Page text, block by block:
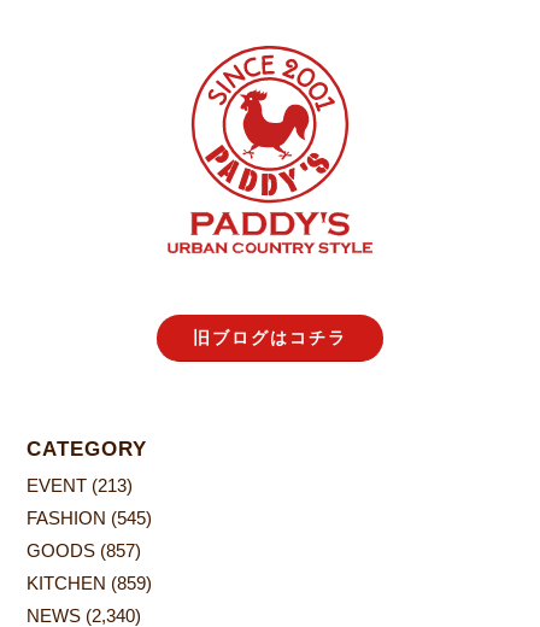
旧ブログはコチラ
CATEGORY
EVENT (213)
FASHION (545)
GOODS (857)
KITCHEN (859)
NEWS (2,340)